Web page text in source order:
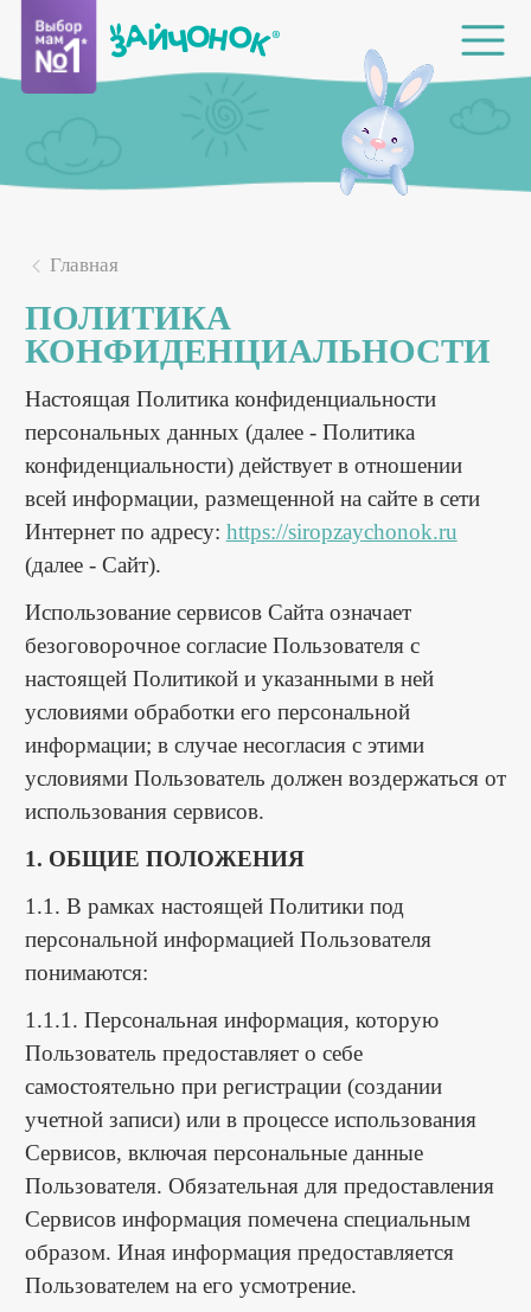
Главная
ПОЛИТИКА
КОНФИДЕНЦИАЛЬНОСТИ
Настоящая Политика конфиденциальности
персональных данных (далее - Политика
конфиденциальности) действует в отношении
всей информации, размещенной на сайте в сети
Интернет по адресу: https://siropzaychonok.ru
(далее - Сайт).
Использование сервисов Сайта означает
безоговорочное согласие Пользователя с
настоящей Политикой и указанными в ней
условиями обработки его персональной
информации; в случае несогласия с этими
условиями Пользователь должен воздержаться от
использования сервисов.
1. ОБЩИЕ ПОЛОЖЕНИЯ
1.1. В рамках настоящей Политики под
персональной информацией Пользователя
понимаются:
1.1.1. Персональная информация, которую
Пользователь предоставляет о себе
самостоятельно при регистрации (создании
учетной записи) или в процессе использования
Сервисов, включая персональные данные
Пользователя. Обязательная для предоставления
Сервисов информация помечена специальным
образом. Иная информация предоставляется
Пользователем на его усмотрение.